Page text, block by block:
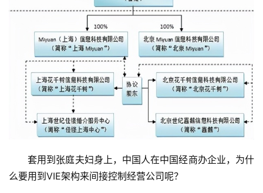
套用到张庭夫妇身上，中国人在中国经商办企业，为什
么要用到VIE架构来间接控制经营公司呢？